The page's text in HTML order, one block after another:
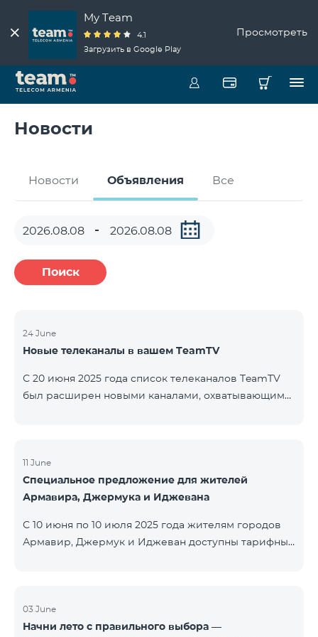
My Team
4.1
Загрузить в Google Play
Просмотреть
Новости
Новости Объявления Все
Поиск
24 June
Новые телеканалы в вашем TeamTV
С 20 июня 2025 года список телеканалов TeamTV
был расширен новыми каналами, охватывающими
Russian Информационный 230 AMEDIA Фильмы 231
AMEDIA 2 Фильмы 232 AMEDIA HIT Фильмы 233
11 June
Специальное предложение для жителей
Армавира, Джермука и Иджевана
С 10 июня по 10 июля 2025 года жителям городов
Армавир, Джермук и Иджеван доступны тарифные
предоставляется 50% скидка на первые 6 месяцев
при условии годовой подписки (12 месяцев).
03 June
Начни лето с правильного выбора —